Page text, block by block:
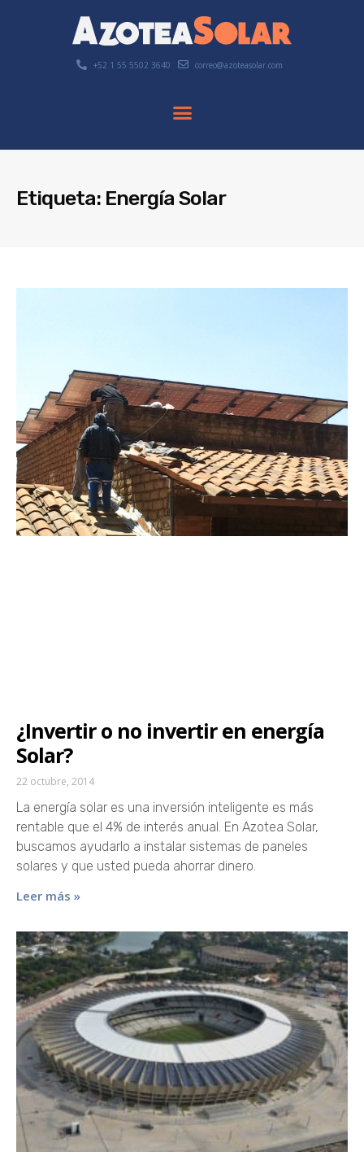
+52 1 55 5502 3640 correo@azoteasolar.com
Etiqueta: Energía Solar
¿Invertir o no invertir en energía
Solar?
22 octubre, 2014
La energía solar es una inversión inteligente es más
rentable que el 4% de interés anual. En Azotea Solar,
buscamos ayudarlo a instalar sistemas de paneles
solares y que usted pueda ahorrar dinero.
Leer más »